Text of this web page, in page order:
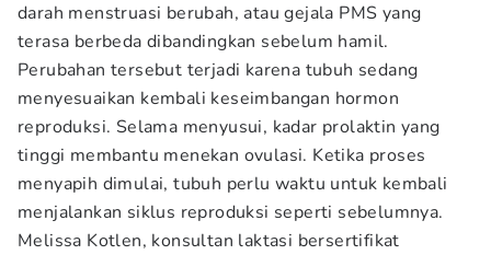
darah menstruasi berubah, atau gejala PMS yang
terasa berbeda dibandingkan sebelum hamil.
Perubahan tersebut terjadi karena tubuh sedang
menyesuaikan kembali keseimbangan hormon
reproduksi. Selama menyusui, kadar prolaktin yang
tinggi membantu menekan ovulasi. Ketika proses
menyapih dimulai, tubuh perlu waktu untuk kembali
menjalankan siklus reproduksi seperti sebelumnya.
Melissa Kotlen, konsultan laktasi bersertifikat